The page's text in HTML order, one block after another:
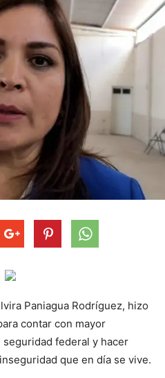
Paniagua Rodríguez, hizo
contar con mayor
federal y hacer
que en día se vive.